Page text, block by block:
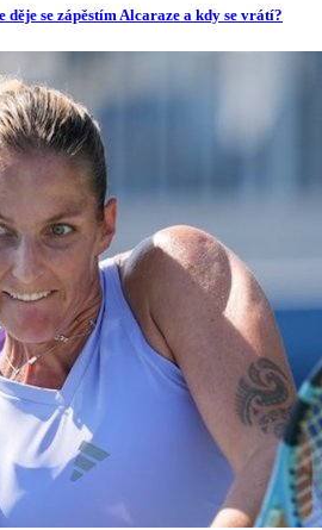
děje se zápěstím Alcaraze a kdy se vrátí?